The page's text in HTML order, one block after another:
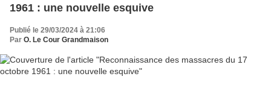
1961 : une nouvelle esquive
Publié le 29/03/2024 à 21:06
Par O. Le Cour Grandmaison